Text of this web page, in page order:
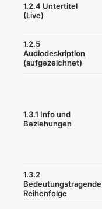
1.2.4 Untertitel
(Live)
1.2.5
Audiodeskription
(aufgezeichnet)
1.3.1 Info und
Beziehungen
1.3.2
Bedeutungstragende
Reihenfolge